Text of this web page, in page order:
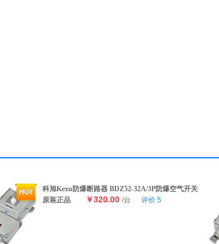
科旭Kexu防爆断路器 BDZ52-32A/3P防爆空气开关
原装正品
￥320.00 /台 评价 5